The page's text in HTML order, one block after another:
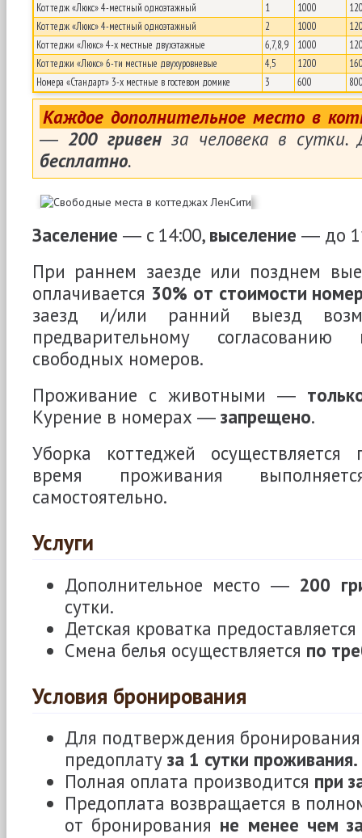
Коттедж «Люкс» 4-местный одноэтажный
1 1000
Коттедж «Люкс» 4-местный одноэтажный
2 1000
Коттеджи «Люкс» 4-х местные двухэтажные
6,7,8,9 1000
Коттеджи «Люкс» 6-ти местные двухуровневые
4,5 1200
Номера «Стандарт» 3-х местные в гостевом домике
3 600
Каждое дополнительное место в
― 200 гривенза человека в
бесплатно.
Заселение ― c 14:00, выселение ― до
При раннем заезде или позднем
оплачивается 30% от стоимости
заезд и/или ранний выезд
предварительному
свободных номеров.
Проживание с животными ―
Курение в номерах ― запрещено.
Уборка коттеджей
время проживания
самостоятельно.
Услуги
Дополнительное место ― 200
сутки.
Детская кроватка предоставляется
Смена белья осуществляется по
Условия бронирования
Для подтверждения
предоплату за 1 сутки проживания.
Полная оплата производится при
Предоплата возвращается в
от бронирования не менее чем